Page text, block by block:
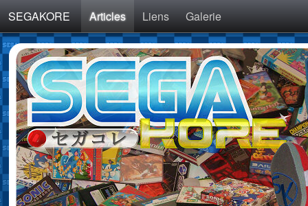
SEGAKORE Articles Liens Galerie